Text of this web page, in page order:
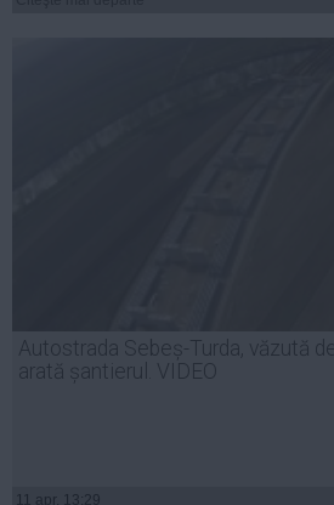
Autostrada Sebeș-Turda, văzută
arată șantierul. VIDEO
11 apr, 13:29